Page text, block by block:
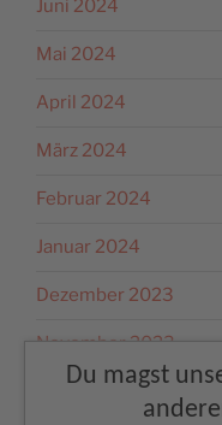
Juni 2024
Mai 2024
April 2024
März 2024
Februar 2024
Januar 2024
Dezember 2023
November 2023
Oktober 2023
Du magst